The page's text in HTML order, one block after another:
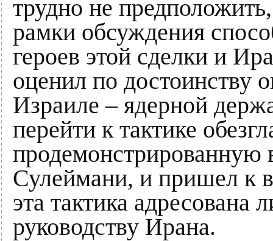
трудно не
рамки обсуждения
героев этой сделки и
оценил по достоинству
Израиле – ядерной
перейти к тактике
продемонстрированную
Сулеймани, и пришел к
эта тактика
руководству Ирана.